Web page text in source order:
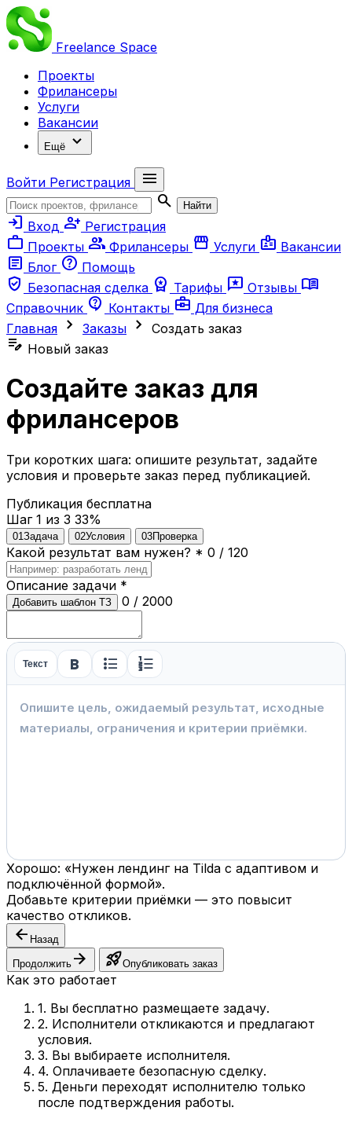
Freelance Space
Проекты
Фрилансеры
Услуги
Вакансии
Ещё expand_more
Войти Регистрация
menu
search
Найти
login Вход person_add Регистрация
work Проекты group Фрилансеры storefront Услуги badge Вакансии
article Блог help Помощь
verified_user Безопасная сделка workspace_premium Тарифы reviews Отзывы menu_book
Справочник contact_support Контакты business_center Для бизнеса
Главная chevron_right Заказы chevron_right Создать заказ
edit_note Новый заказ
Создайте заказ для
фрилансеров
Три коротких шага: опишите результат, задайте
условия и проверьте заказ перед публикацией.
Публикация бесплатна
Шаг 1 из 3 33%
01 Задача 02Условия 03Проверка
Какой результат вам нужен? * 0 / 120
Описание задачи *
Добавить шаблон ТЗ 0 / 2000
Текст format_bold format_list_bulleted format_list_numbered
Хорошо: «Нужен лендинг на Tilda с адаптивом и
подключённой формой».
Добавьте критерии приёмки — это повысит
качество откликов.
arrow_back Назад
Продолжить arrow_forward rocket_launchОпубликовать заказ
Как это работает
1. Вы бесплатно размещаете задачу.
2. Исполнители откликаются и предлагают
условия.
3. Вы выбираете исполнителя.
4. Оплачиваете безопасную сделку.
5. Деньги переходят исполнителю только
после подтверждения работы.